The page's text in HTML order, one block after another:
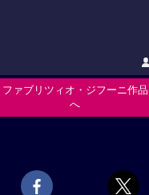
ファブリツィオ・ジフーニ作品
へ